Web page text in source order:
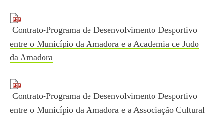
Contrato-Programa de Desenvolvimento Desportivo
entre o Município da Amadora e a Academia de Judo
da Amadora
Contrato-Programa de Desenvolvimento Desportivo
entre o Município da Amadora e a Associação Cultural